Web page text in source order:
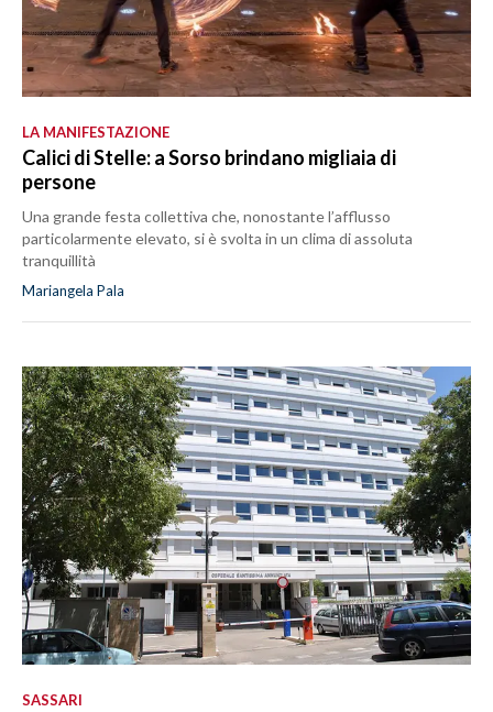
LA MANIFESTAZIONE
Calici di Stelle: a Sorso brindano migliaia di
persone
Una grande festa collettiva che, nonostante l’afflusso
particolarmente elevato, si è svolta in un clima di assoluta
tranquillità
Mariangela Pala
SASSARI